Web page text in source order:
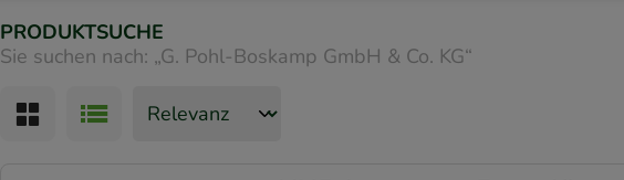
PRODUKTSUCHE
Sie suchen nach: „G. Pohl-Boskamp GmbH & Co. KG“